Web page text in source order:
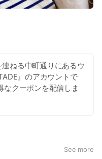
ねる中町通りにあるウ
』のアカウントで
なクーポンを配信しま
選会もありますよ！
See more